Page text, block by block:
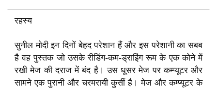
रहस्य
सुनील मोदी इन दिनों बेहद परेशान हैं और इस परेशानी का सबब
है वह पुस्तक जो उसके रीडिंग-कम-ड्राइिंग रूम के एक कोने में
रखी मेज की दराज में बंद है। उस धूसर मेज पर कम्प्यूटर और
सामने एक पुरानी और चरमरायी कुर्सी है। मेज और कम्प्यूटर के